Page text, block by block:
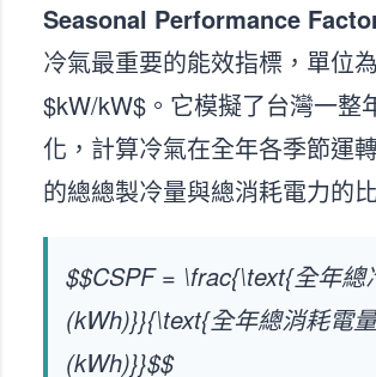
Seasonal Performance Factor
冷氣最重要的能效指標，單位為
$kW/kW$。它模擬了台灣一整
化，計算冷氣在全年各季節運
的總總製冷量與總消耗電力的
$$CSPF = \frac{\text{全年總
(kWh)}}{\text{全年總消耗電量
(kWh)}}$$